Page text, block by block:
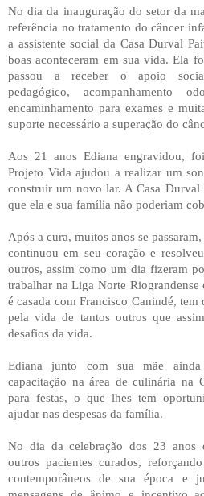
No dia da inauguração do setor da
referência no tratamento do câncer
a assistente social da Casa Durval
boas aconteceram em sua vida. Ela
passou a receber o apoio
pedagógico, acompanhamento
encaminhamento para exames e
suporte necessário a superação do
Aos 21 anos Ediana engravidou,
Projeto Vida ajudou a realizar um
construir um novo lar. A Casa Durval
que ela e sua família não poderiam
Após a cura, muitos anos se
continuou em seu coração e
outros, assim como um dia fizeram
trabalhar na Liga Norte
é casada com Francisco Canindé,
pela vida de tantos outros que
desafios da vida.
Ediana junto com sua mãe
capacitação na área de culinária na
para festas, o que lhes tem
ajudar nas despesas da família.
No dia da celebração dos 23 anos
outros pacientes curados,
contemporâneos de sua época e